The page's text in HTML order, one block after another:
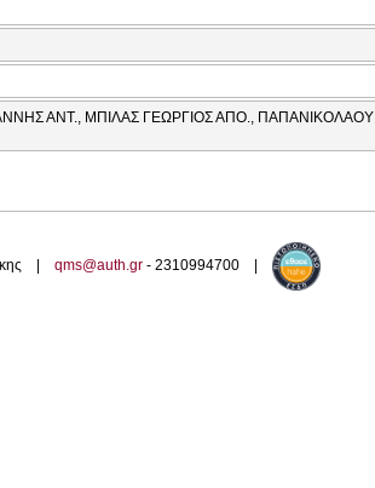
ΑΝΤ., ΜΠΙΛΑΣ ΓΕΩΡΓΙΟΣ ΑΠΟ., ΠΑΠΑΝΙΚΟΛΑΟΥ
| qms@auth.gr - 2310994700 |